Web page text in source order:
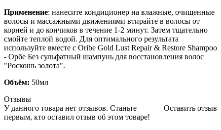
Применение: нанесите кондиционер на влажные, очищенные
волосы и массажными движениями втирайте в волосы от
корней и до кончиков в течение 1-2 минут. Затем тщательно
смойте теплой водой. Для оптимального результата
используйте вместе с Oribe Gold Lust Repair & Restore Shampoo
- Орбе Без сульфатный шампунь для восстановления волос
"Роскошь золота".
Объём: 50мл
Отзывы
Оставить отзыв
У данного товара нет отзывов. Станьте
первым, кто оставил отзыв об этом товаре!